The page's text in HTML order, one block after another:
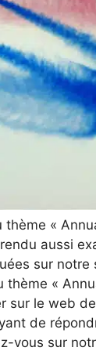
«
aussi
sur notre
«
sur le web
de
vous sur